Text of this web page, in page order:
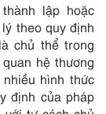
lập hoặc
theo quy định
chủ thể trong
hệ thương
hình thức
định của pháp